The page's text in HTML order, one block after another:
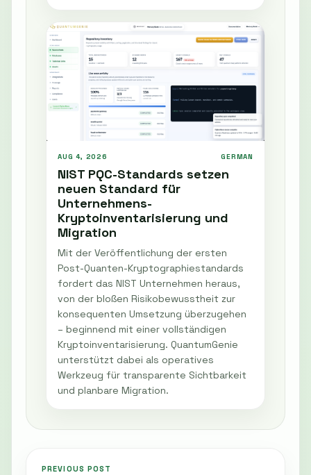
AUG 4, 2026 GERMAN
NIST PQC-Standards setzen
neuen Standard für
Unternehmens-
Kryptoinventarisierung und
Migration
Mit der Veröffentlichung der ersten
Post-Quanten-Kryptographiestandards
fordert das NIST Unternehmen heraus,
von der bloßen Risikobewusstheit zur
konsequenten Umsetzung überzugehen
– beginnend mit einer vollständigen
Kryptoinventarisierung. QuantumGenie
unterstützt dabei als operatives
Werkzeug für transparente Sichtbarkeit
und planbare Migration.
PREVIOUS POST